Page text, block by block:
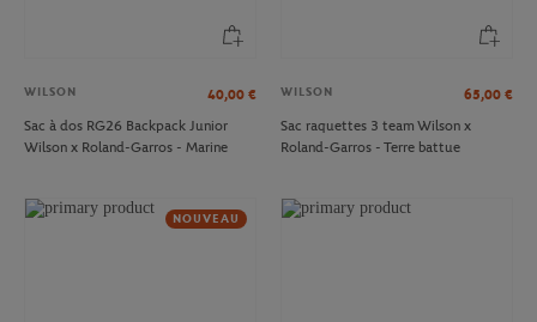
WILSON 40,00 €
Sac à dos RG26 Backpack Junior
Wilson x Roland-Garros - Marine
WILSON 65,00 €
Sac raquettes 3 team Wilson x
Roland-Garros - Terre battue
NOUVEAU